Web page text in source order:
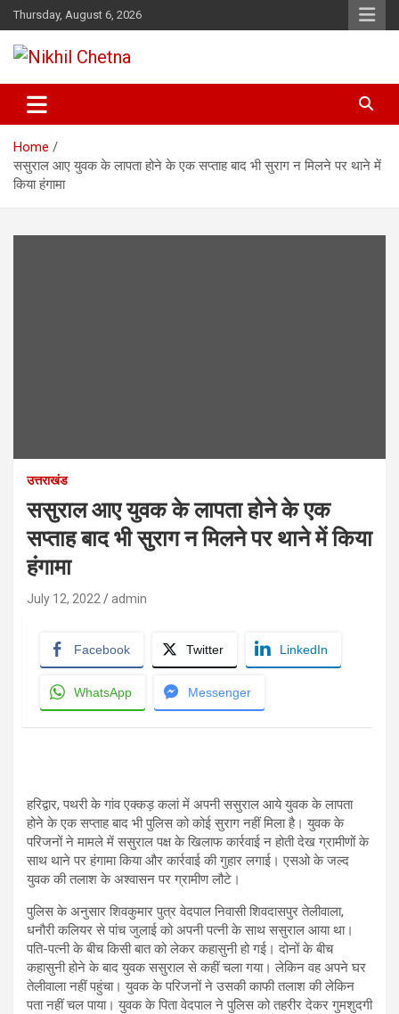
Skip
to
content
Thursday, August 6, 2026
Nikhil Chetna
Home
ससुराल आए युवक के लापता होने के एक सप्ताह बाद भी सुराग न मिलने पर थाने में
किया हंगामा
उत्तराखंड
ससुराल आए युवक के लापता होने के एक
सप्ताह बाद भी सुराग न मिलने पर थाने में किया
हंगामा
July 12, 2022 admin
Facebook Twitter LinkedIn
WhatsApp Messenger
हरिद्वार, पथरी के गांव एक्कड़ कलां में अपनी ससुराल आये युवक के लापता
होने के एक सप्ताह बाद भी पुलिस को कोई सुराग नहीं मिला है। युवक के
परिजनों ने मामले में ससुराल पक्ष के खिलाफ कार्रवाई न होती देख ग्रामीणों के
साथ थाने पर हंगामा किया और कार्रवाई की गुहार लगाई। एसओ के जल्द
युवक की तलाश के अश्वासन पर ग्रामीण लौटे।
पुलिस के अनुसार शिवकुमार पुत्र वेदपाल निवासी शिवदासपुर तेलीवाला,
धनौरी कलियर से पांच जुलाई को अपनी पत्नी के साथ ससुराल आया था।
पति-पत्नी के बीच किसी बात को लेकर कहासुनी हो गई। दोनों के बीच
कहासुनी होने के बाद युवक ससुराल से कहीं चला गया। लेकिन वह अपने घर
तेलीवाला नहीं पहुंचा। युवक के परिजनों ने उसकी काफी तलाश की लेकिन
पता नहीं चल पाया। युवक के पिता वेदपाल ने पुलिस को तहरीर देकर गुमशुदगी